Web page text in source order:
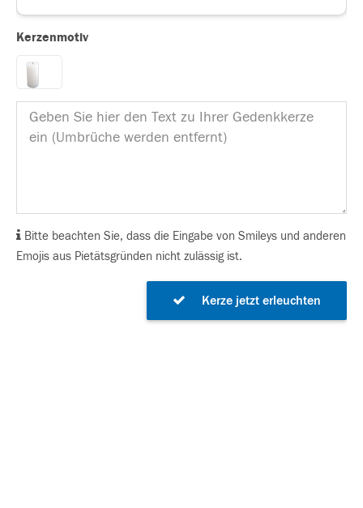
Kerzenmotiv
Bitte beachten Sie, dass die Eingabe von Smileys und anderen
Emojis aus Pietätsgründen nicht zulässig ist.
Kerze jetzt erleuchten